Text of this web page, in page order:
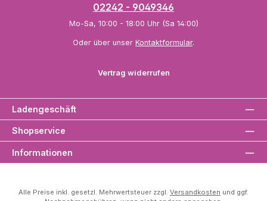
02242 - 9049346
Mo-Sa, 10:00 - 18:00 Uhr (Sa 14:00)
Oder über unser Kontaktformular.
Vertrag widerrufen
Ladengeschäft
Shopservice
Informationen
Alle Preise inkl. gesetzl. Mehrwertsteuer zzgl. Versandkosten und ggf.